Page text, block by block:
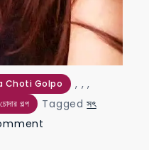
,
Choti Golpo ,,
গল্প Taggedসৎ